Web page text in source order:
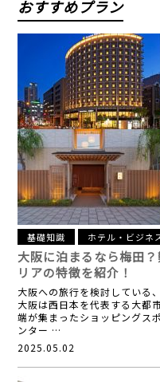
おすすめプラン
基礎知識 ホテル・ビジネ
大阪に泊まるなら梅田？
リアの特徴を紹介！
大阪への旅行を検討している
大阪は西日本を代表する大都
端が集まったショッピングス
ンター …
2025.05.02